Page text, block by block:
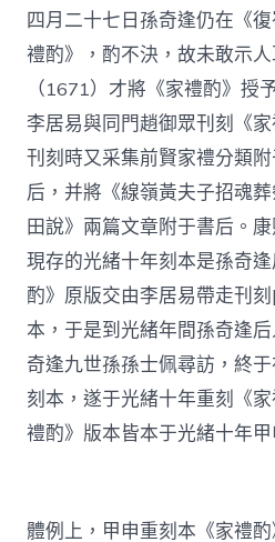
四月二十七日孫奇逢仍在《
禮酌》，酌不決，故未敢示
（1671）才將《家禮酌》授
李居易與同門趙御眾刊刻《
刊刻時又采集前賢家禮分類
后，并將《線嶺黃夫子招魂
田說》兩篇文章附于書后。
現存的光緒十年刻本是孫奇
酌》原版交由李居易帶走刊
本，于是到光緒年間孫奇逢
奇逢九世孫孫士佩尋訪，終
刻本，遂于光緒十年重刻《
禮酌》版本皆本于光緒十年甲
體例上，甲申重刻本《家禮